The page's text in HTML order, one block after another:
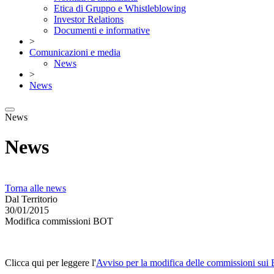
Etica di Gruppo e Whistleblowing
Investor Relations
Documenti e informative
>
Comunicazioni e media
News
>
News
News
News
Torna alle news
Dal Territorio
30/01/2015
Modifica commissioni BOT
Clicca qui per leggere l'Avviso per la modifica delle commissioni sui